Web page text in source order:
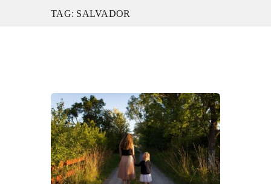
TAG: SALVADOR